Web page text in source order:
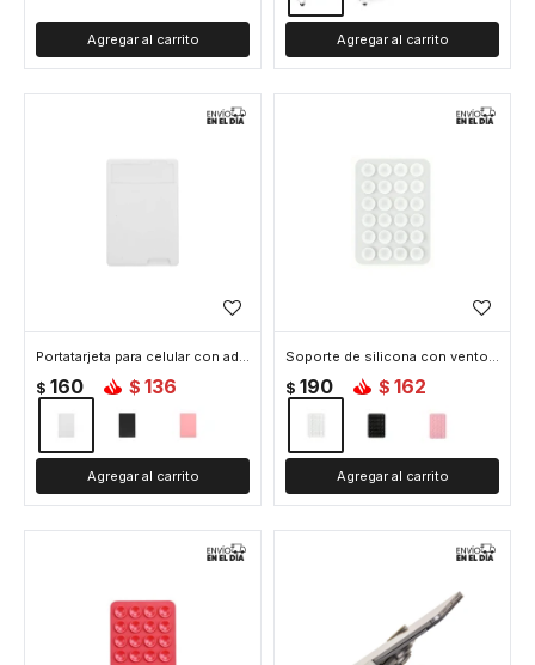
Portatarjeta para celular con adhesivo - Blanco
$ 160 $ 136
Soporte de silicona con ventosa doble para celular - Blanco
$ 190 $ 162